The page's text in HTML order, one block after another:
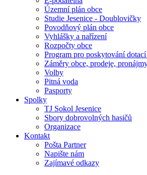
Územní plán obce
Studie Jesenice - Doublovičky
Povodňový plán obce
Vyhlášky a nařízení
Rozpočty obce
Program pro poskytování
Záměry obce, prodeje,
Volby
Pitná voda
Pasporty
Spolky
TJ Sokol Jesenice
Sbory dobrovolných hasičů
Organizace
Kontakt
Pošta Partner
Napište nám
Zajímavé odkazy